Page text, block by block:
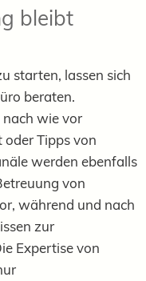
bleibt
starten, lassen sich
beraten.
nach wie vor
oder Tipps von
werden ebenfalls
von
während und nach
zur
Expertise von